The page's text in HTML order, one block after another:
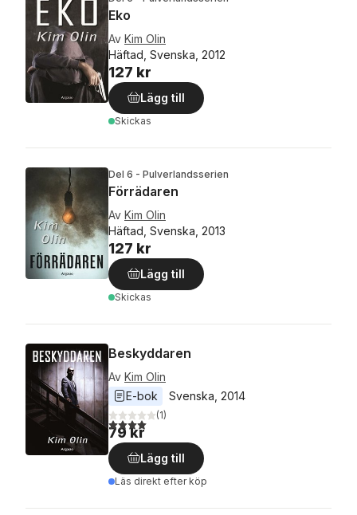
Eko
Av Kim Olin
Häftad, Svenska, 2012
127 kr
Lägg till
Skickas
Del 6 - Pulverlandsserien
Förrädaren
Av Kim Olin
Häftad, Svenska, 2013
127 kr
Lägg till
Skickas
Beskyddaren
Av Kim Olin
E-bok
Svenska 2014
4,0utav 5 stjärnor. Totalt antal röster:
(1)
79 kr
Lägg till
Läs direkt efter köp